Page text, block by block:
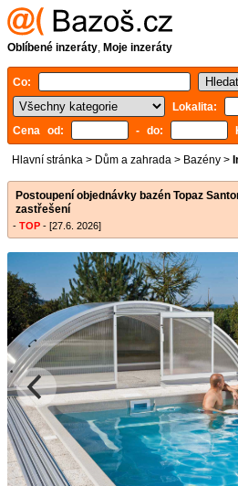
Oblíbené inzeráty, Moje inzeráty
Co:
Lokalita:
Cena od:
- do:
Hlavní stránka > Dům a zahrada > Bazény >
Postoupení objednávky bazén Topaz
zastřešení
- TOP - [27.6. 2026]